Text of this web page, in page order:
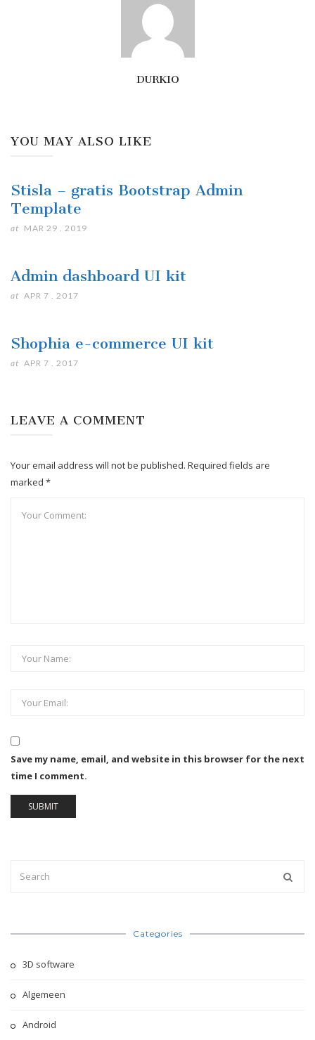
DURKIO
YOU MAY ALSO LIKE
Stisla – gratis Bootstrap Admin
Template
at MAR 29 . 2019
Admin dashboard UI kit
at APR 7 . 2017
Shophia e-commerce UI kit
at APR 7 . 2017
LEAVE A COMMENT
Your email address will not be published. Required fields are
marked *
Save my name, email, and website in this browser for the next
time I comment.
Categories
3D software
Algemeen
Android